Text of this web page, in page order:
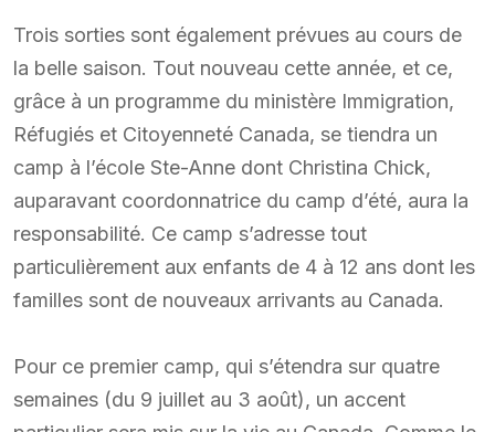
Trois sorties sont également prévues au cours de
la belle saison. Tout nouveau cette année, et ce,
grâce à un programme du ministère Immigration,
Réfugiés et Citoyenneté Canada, se tiendra un
camp à l’école Ste-Anne dont Christina Chick,
auparavant coordonnatrice du camp d’été, aura la
responsabilité. Ce camp s’adresse tout
particulièrement aux enfants de 4 à 12 ans dont les
familles sont de nouveaux arrivants au Canada.
Pour ce premier camp, qui s’étendra sur quatre
semaines (du 9 juillet au 3 août), un accent